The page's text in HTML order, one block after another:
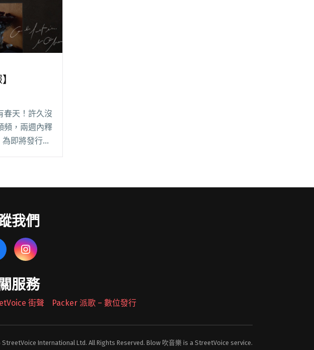
春天！許久沒
頻，兩週內釋
即將發行的
我們
服務
街聲 Packer 派歌 – 數位發行
International Ltd. All Rights Reserved. Blow 吹音樂 is a StreetVoice service.